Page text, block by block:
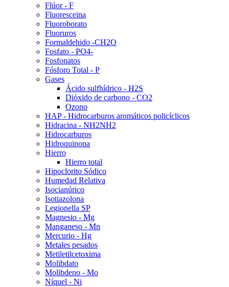
Flúor - F
Fluoresceina
Fluoroborato
Fluoruros
Formaldehido -CH2O
Fosfato - PO4-
Fosfonatos
Fósforo Total - P
Gases
Ácido sulfhídrico - H2S
Dióxido de carbono - CO2
Ozono
HAP - Hidrocarburos aromáticos policíclicos
Hidracina - NH2NH2
Hidrocarburos
Hidroquinona
Hierro
Hierro total
Hipoclorito Sódico
Humedad Relativa
Isocianúrico
Isotiazolona
Legionella SP
Magnesio - Mg
Manganeso - Mn
Mercurio - Hg
Metales pesados
Metiletilcetoxima
Molibdato
Molibdeno - Mo
Níquel - Ni